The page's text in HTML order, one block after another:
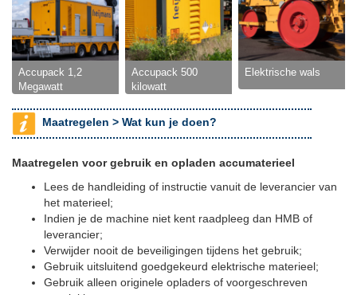
Accupack 1,2
Megawatt
Accupack 500
kilowatt
Elektrische wals
Maatregelen > Wat kun je doen?
Maatregelen voor gebruik en opladen accumaterieel
Lees de handleiding of instructie vanuit de leverancier van
het materieel;
Indien je de machine niet kent raadpleeg dan HMB of
leverancier;
Verwijder nooit de beveiligingen tijdens het gebruik;
Gebruik uitsluitend goedgekeurd elektrische materieel;
Gebruik alleen originele opladers of voorgeschreven